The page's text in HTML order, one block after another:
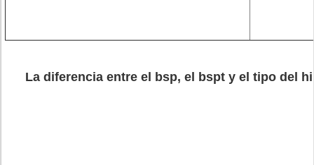
La diferencia entre el bsp, el bspt y el tipo del